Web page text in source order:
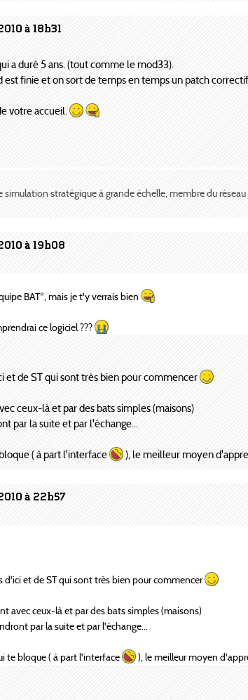
à 18h31
a duré 5 ans. (tout comme le mod33).
finie et on sort de temps en temps un patch
votre accueil.
stratégique à grande échelle, membre du
à 19h08
BAT*, mais je t'y verrais bien
ce logiciel ???
et de ST qui sont très bien pour commencer
ceux-là et par des bats simples (maisons)
par la suite et par l'échange...
( à part l'interface ), le meilleur moyen
à 22h57
d'ici et de ST qui sont très bien pour commencer
avec ceux-là et par des bats simples (maisons)
par la suite et par l'échange...
te bloque ( à part l'interface ), le meilleur moyen